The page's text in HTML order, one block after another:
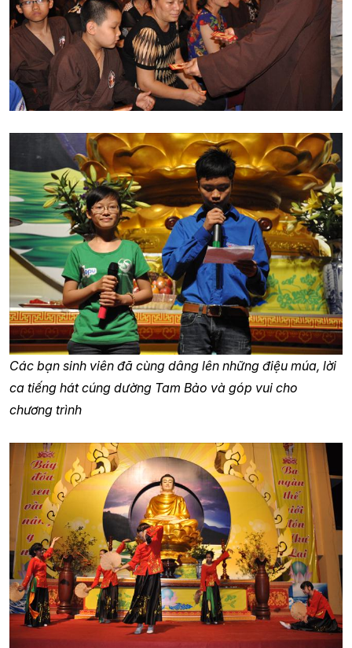
Các bạn sinh viên đã cùng dâng lên những điệu múa, lời
ca tiếng hát cúng dường Tam Bảo và góp vui cho
chương trình